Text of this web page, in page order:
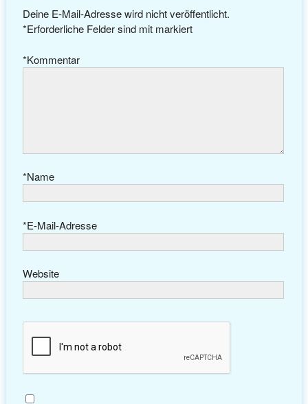
Deine E-Mail-Adresse wird nicht veröffentlicht.
Erforderliche Felder sind mit
* markiert
Kommentar
*
Name
*
E-Mail-Adresse
*
Website